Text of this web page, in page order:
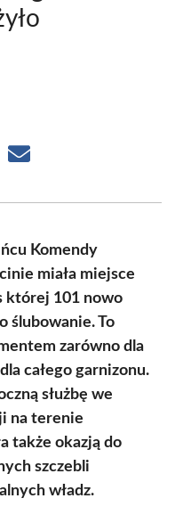
Share
Komendy
miała miejsce
której 101 nowo
ślubowanie. To
zarówno dla
całego garnizonu.
służbę we
na terenie
także okazją do
szczebli
władz.